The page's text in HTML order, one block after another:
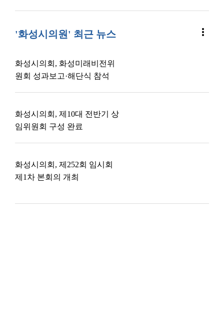
'화성시의원' 최근 뉴스 more_vert
화성시의회, 화성미래비전위
원회 성과보고·해단식 참석
화성시의회, 제10대 전반기 상
임위원회 구성 완료
화성시의회, 제252회 임시회
제1차 본회의 개최